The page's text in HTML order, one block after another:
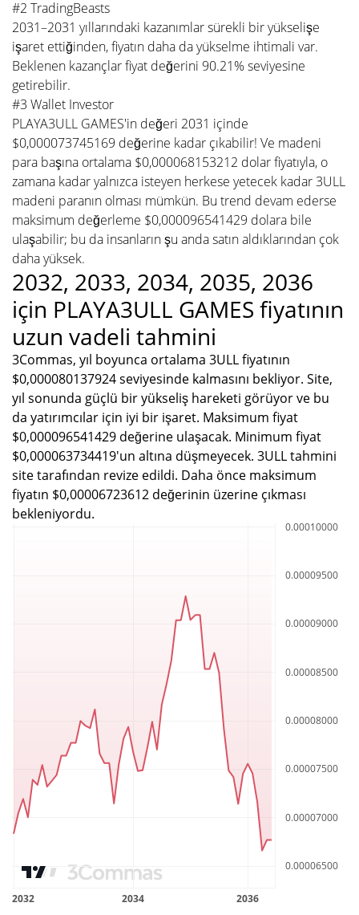
#2 TradingBeasts
2031–2031 yıllarındaki kazanımlar sürekli bir yükselişe
işaret ettiğinden, fiyatın daha da yükselme ihtimali var.
Beklenen kazançlar fiyat değerini 90.21% seviyesine
getirebilir.
#3 Wallet Investor
PLAYA3ULL GAMES'in değeri 2031 içinde
$0,000073745169 değerine kadar çıkabilir! Ve madeni
para başına ortalama $0,000068153212 dolar fiyatıyla, o
zamana kadar yalnızca isteyen herkese yetecek kadar 3ULL
madeni paranın olması mümkün. Bu trend devam ederse
maksimum değerleme $0,000096541429 dolara bile
ulaşabilir; bu da insanların şu anda satın aldıklarından çok
daha yüksek.
2032, 2033, 2034, 2035, 2036
için PLAYA3ULL GAMES fiyatının
uzun vadeli tahmini
3Commas, yıl boyunca ortalama 3ULL fiyatının
$0,000080137924 seviyesinde kalmasını bekliyor. Site,
yıl sonunda güçlü bir yükseliş hareketi görüyor ve bu
da yatırımcılar için iyi bir işaret. Maksimum fiyat
$0,000096541429 değerine ulaşacak. Minimum fiyat
$0,000063734419'un altına düşmeyecek. 3ULL tahmini
site tarafından revize edildi. Daha önce maksimum
fiyatın $0,00006723612 değerinin üzerine çıkması
bekleniyordu.